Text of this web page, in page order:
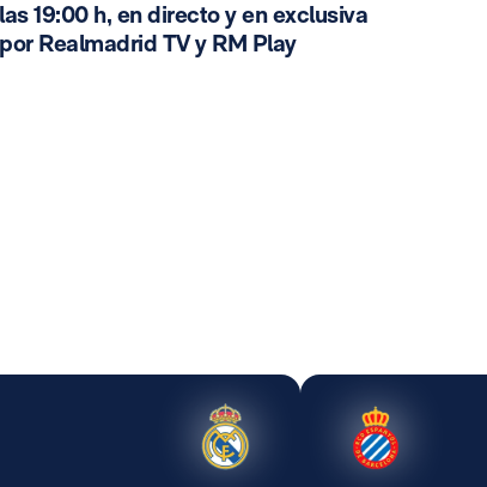
las 19:00 h, en directo y en exclusiva
por Realmadrid TV y RM Play